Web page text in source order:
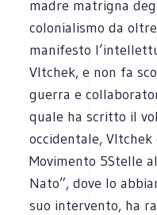
madre matrigna
colonialismo da
manifesto
Vltchek, e non fa
guerra e
quale ha scritto il
occidentale,
Movimento 5Stelle
Nato”, dove lo
suo intervento, ha